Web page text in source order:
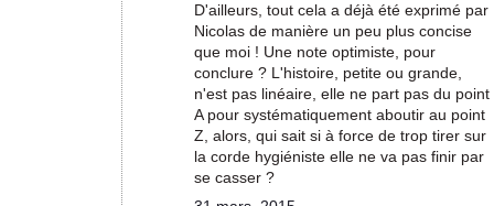
D'ailleurs, tout cela a déjà été exprimé par
Nicolas de manière un peu plus concise
que moi ! Une note optimiste, pour
conclure ? L'histoire, petite ou grande,
n'est pas linéaire, elle ne part pas du point
A pour systématiquement aboutir au point
Z, alors, qui sait si à force de trop tirer sur
la corde hygiéniste elle ne va pas finir par
se casser ?